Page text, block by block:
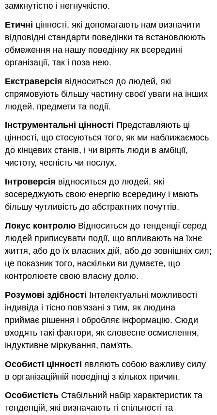
замкнутістю і негнучкістю.
Етичні цінності, які допомагають нам визначити
відповідні стандарти поведінки та встановлюють
обмеження на нашу поведінку як всередині
організації, так і поза нею.
Екстраверсія відноситься до людей, які
спрямовують більшу частину своєї уваги на інших
людей, предмети та події.
Інструментальні цінності Представляють ці
цінності, що стосуються того, як ми наближаємось
до кінцевих станів, і чи вірять люди в амбіції,
чистоту, чесність чи послух.
Інтроверсія відноситься до людей, які
зосереджують свою енергію всередину і мають
більшу чутливість до абстрактних почуттів.
Локус контролю Відноситься до тенденції серед
людей приписувати події, що впливають на їхнє
життя, або до їх власних дій, або до зовнішніх сил;
це показник того, наскільки ви думаєте, що
контролюєте свою власну долю.
Розумові здібності Інтелектуальні можливості
індивіда і тісно пов'язані з тим, як людина
приймає рішення і обробляє інформацію. Сюди
входять такі фактори, як словесне осмислення,
індуктивне міркування, пам'ять.
Особисті цінності являють собою важливу силу
в організаційній поведінці з кількох причин.
Особистість Стабільний набір характеристик та
тенденцій, які визначають ті спільності та